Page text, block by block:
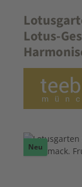
Lotus-
Bildergalerie
Neu